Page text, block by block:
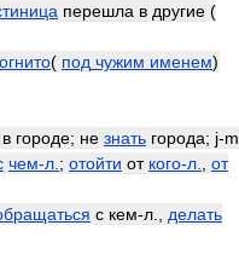
перешла в другие (
( под чужим именем)
в городе; не знать города; j-m
чем-л ; отойти от кого-л
от
с кем-л
делать